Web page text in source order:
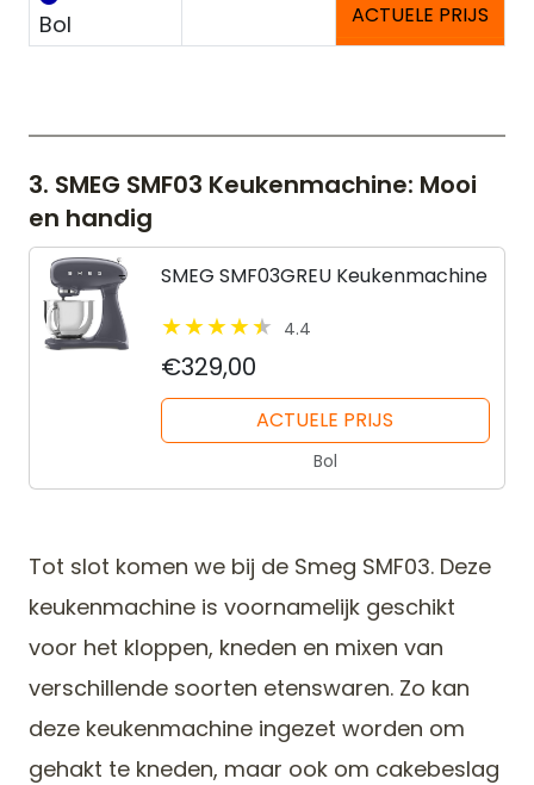
Bol ACTUELE PRIJS
3. SMEG SMF03 Keukenmachine: Mooi
en handig
SMEG SMF03GREU Keukenmachine
4.4
€329,00
ACTUELE PRIJS
Bol
Tot slot komen we bij de Smeg SMF03. Deze
keukenmachine is voornamelijk geschikt
voor het kloppen, kneden en mixen van
verschillende soorten etenswaren. Zo kan
deze keukenmachine ingezet worden om
gehakt te kneden, maar ook om cakebeslag